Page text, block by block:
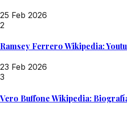
25 Feb 2026
2
Ramsey Ferrero Wikipedia:
23 Feb 2026
3
Vero Buffone Wikipedia: